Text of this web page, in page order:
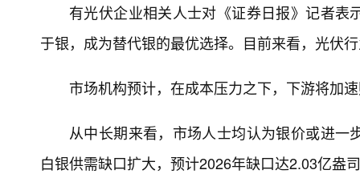
有光伏企业相关人士对《证券日报》记者
于银，成为替代银的最优选择。目前来看，光伏
市场机构预计，在成本压力之下，下游将加
从中长期来看，市场人士均认为银价或进
白银供需缺口扩大，预计2026年缺口达2.03亿盎